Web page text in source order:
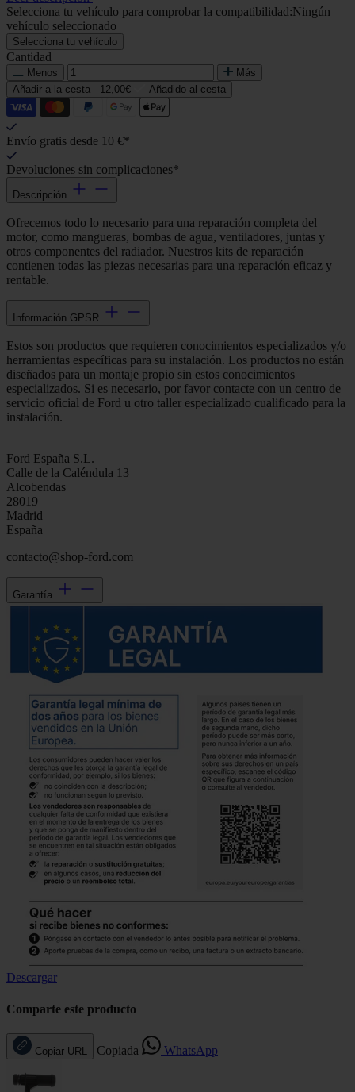
Selecciona tu vehículo para comprobar la compatibilidad:Ningún
vehículo seleccionado
Selecciona tu vehículo
Cantidad
Menos
Más
Añadir a la cesta - 12,00€ Añadido al cesta
Envío gratis desde 10 €*
Devoluciones sin complicaciones*
Descripción
Ofrecemos todo lo necesario para una reparación completa del
motor, como mangueras, bombas de agua, ventiladores, juntas y
otros componentes del radiador. Nuestros kits de reparación
contienen todas las piezas necesarias para una reparación eficaz y
rentable.
Información GPSR
Estos son productos que requieren conocimientos especializados y/o
herramientas específicas para su instalación. Los productos no están
diseñados para un montaje propio sin estos conocimientos
especializados. Si es necesario, por favor contacte con un centro de
servicio oficial de Ford u otro taller especializado cualificado para la
instalación.
Ford España S.L.
Calle de la Caléndula 13
Alcobendas
28019
Madrid
España
contacto@shop-ford.com
Garantía
Descargar
Comparte este producto
Copiar URL Copiada WhatsApp